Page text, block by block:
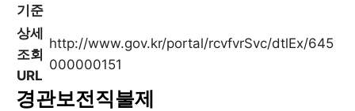
기준
상세
조회
URL
http://www.gov.kr/portal/rcvfvrSvc/dtlEx/645
000000151
경관보전직불제